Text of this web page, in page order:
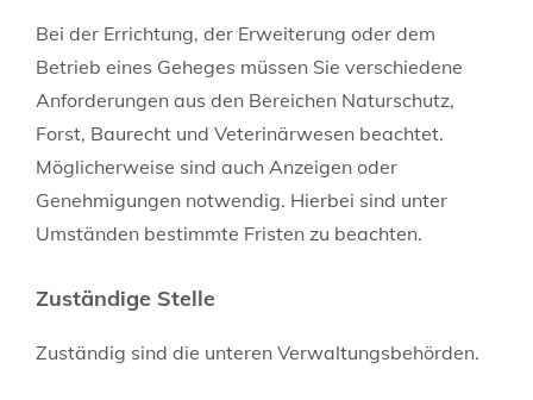
Bei der Errichtung, der Erweiterung oder dem
Betrieb eines Geheges müssen Sie verschiedene
Anforderungen aus den Bereichen Naturschutz,
Forst, Baurecht und Veterinärwesen beachtet.
Möglicherweise sind auch Anzeigen oder
Genehmigungen notwendig. Hierbei sind unter
Umständen bestimmte Fristen zu beachten.
Zuständige Stelle
Zuständig sind die unteren Verwaltungsbehörden.